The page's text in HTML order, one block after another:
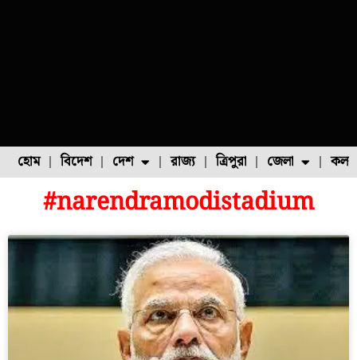
হোম বিদেশ দেশ
ফুল চাষ ফল চাষ মাছ চাষ
রাজ্য ত্রিপুরা জেলা
উত্তর ২৪ পরগনা
#narendramodistadium